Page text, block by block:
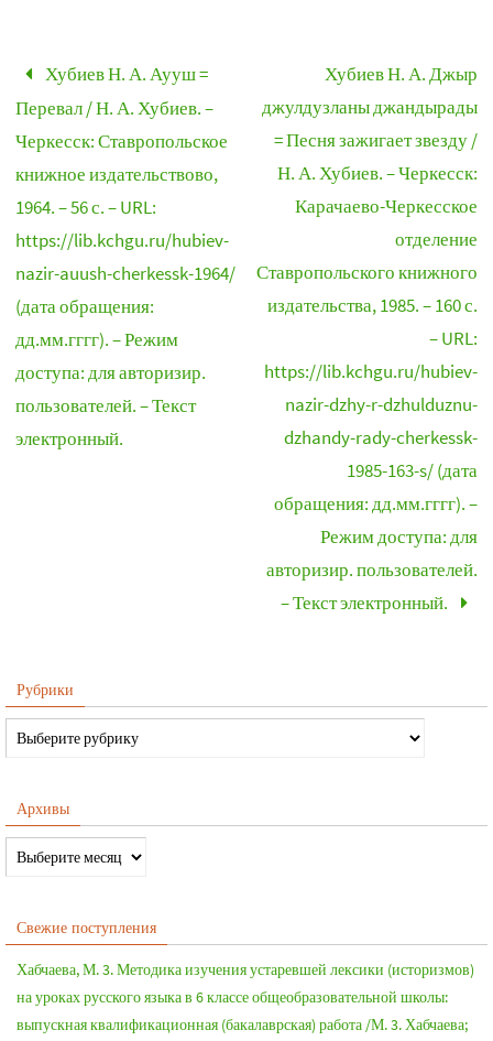
Хубиев Н. А. Аууш =
Перевал / Н. А. Хубиев. –
Черкесск: Ставропольское
книжное издательствово,
1964. – 56 с. – URL:
https://lib.kchgu.ru/hubiev-
nazir-auush-cherkessk-1964/
(дата обращения:
дд.мм.гггг). – Режим
доступа: для авторизир.
пользователей. – Текст
электронный.
Хубиев Н. А. Джыр
джулдузланы джандырады
= Песня зажигает звезду /
Н. А. Хубиев. – Черкесск:
Карачаево-Черкесское
отделение
Ставропольского книжного
издательства, 1985. – 160 с.
– URL:
https://lib.kchgu.ru/hubiev-
nazir-dzhy-r-dzhulduznu-
dzhandy-rady-cherkessk-
1985-163-s/ (дата
обращения: дд.мм.гггг). –
Режим доступа: для
авторизир. пользователей.
– Текст электронный.
Рубрики
Архивы
Свежие поступления
Хабчаева, М. 3. Методика изучения устаревшей лексики (историзмов)
на уроках русского языка в 6 классе общеобразовательной школы:
выпускная квалификационная (бакалаврская) работа /М. 3. Хабчаева;